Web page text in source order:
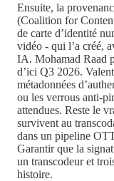
Ensuite, la
(Coalition for
de carte d’identité
vidéo - qui l’a créé,
IA. Mohamad Raad
d’ici Q3 2026.
métadonnées
ou les verrous anti-
attendues. Reste le
survivent au
dans un pipeline
Garantir que la
un transcodeur et
histoire.